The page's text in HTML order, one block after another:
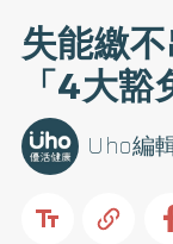
失能繳
「4大
Uho編